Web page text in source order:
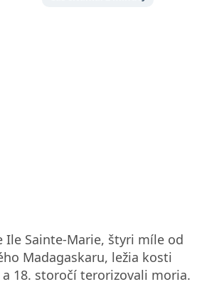
Ile Sainte-Marie, štyri míle od
Madagaskaru, ležia kosti
18. storočí terorizovali moria.